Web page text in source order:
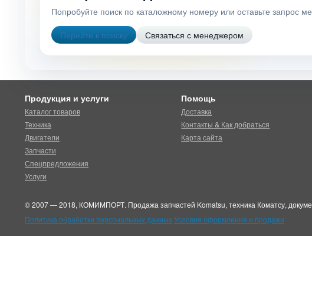
Попробуйте поиск по каталожному номеру или оставьте
Перейти к поиску
Связаться с менеджером
Продукция и услуги
Каталог товаров
Техника
Двигатели
Запчасти
Спецпредложения
Услуги
Помощь
Доставка
Контакты & Как добраться
Карта сайта
© 2007 — 2018, КОМИМПОРТ. Продажа запчастей Komatsu, техника Коматсу,
Политика обработки персональных данныхУсловия оформления и продажи